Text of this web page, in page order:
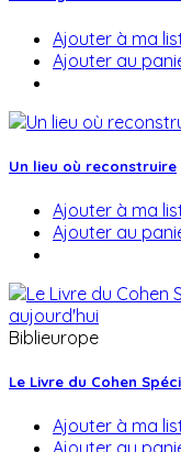
Ajouter à ma
Ajouter au
Un lieu où reconstruire
Ajouter à ma
Ajouter au
Biblieurope
Le Livre du Cohen
Ajouter à ma